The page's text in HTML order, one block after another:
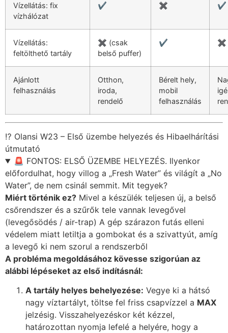
Vízellátás: fix
vízhálózat
✔️ ✖️ ✔️
Vízellátás:
feltölthető tartály
✖️ (csak
belső puffer)
✔️ ✖️
Ajánlott
felhasználás
Otthon,
iroda,
rendelő
Bérelt hely,
mobil
felhasználás
⁉️ Olansi W23 – Első üzembe helyezés és Hibaelhárítási
útmutató
🚨 FONTOS: ELSŐ ÜZEMBE HELYEZÉS. Ilyenkor
előfordulhat, hogy villog a „Fresh Water” és világít a „No
Water”, de nem csinál semmit. Mit tegyek?
Miért történik ez? Mivel a készülék teljesen új, a belső
csőrendszer és a szűrők tele vannak levegővel
(levegősödés / air-trap) A gép szárazon futás elleni
védelem miatt letiltja a gombokat és a szivattyút, amíg
a levegő ki nem szorul a rendszerből
A probléma megoldásához kövesse szigorúan az
alábbi lépéseket az első indításnál:
A tartály helyes behelyezése: Vegye ki a hátsó
nagy víztartályt, töltse fel friss csapvízzel a MAX
jelzésig. Visszahelyezéskor két kézzel,
határozottan nyomja lefelé a helyére, hogy a